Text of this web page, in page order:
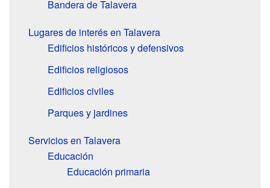
Bandera de Talavera
Lugares de interés en Talavera
Edificios históricos y defensivos
Edificios religiosos
Edificios civiles
Parques y jardines
Servicios en Talavera
Educación
Educación primaria